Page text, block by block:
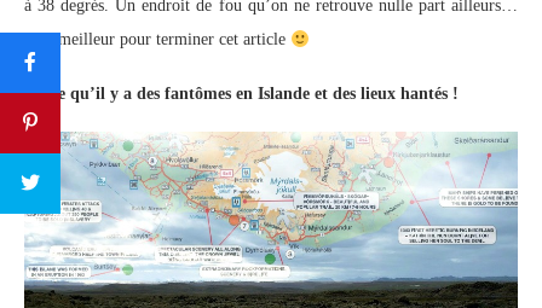
à 38 degrés. Un endroit de fou qu’on ne retrouve nulle part ailleurs…
et le meilleur pour terminer cet article
Parce qu’il y a des fantômes en Islande et des lieux hantés !